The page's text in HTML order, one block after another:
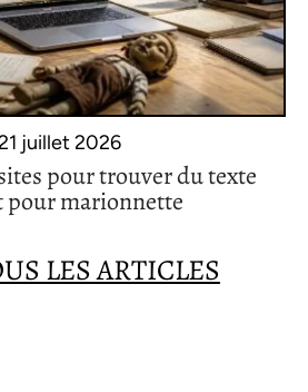
juillet 2026
pour trouver du texte
pour marionnette
LES ARTICLES